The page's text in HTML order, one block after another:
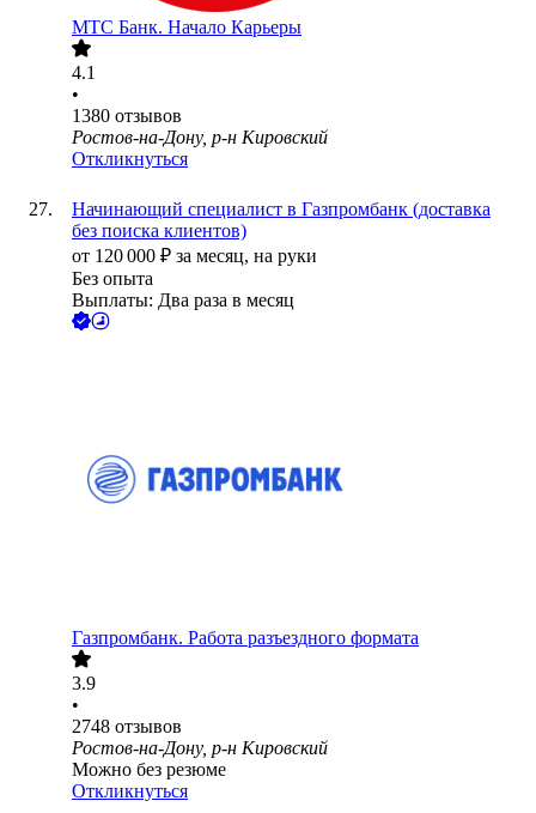
МТС Банк. Начало Карьеры
4.1
•
1380 отзывов
Ростов-на-Дону, р-н Кировский
Откликнуться
Начинающий специалист в Газпромбанк (доставка
без поиска клиентов)
от 120 000 ₽ за месяц, на руки
Без опыта
Выплаты: Два раза в месяц
Газпромбанк. Работа разъездного формата
3.9
•
2748 отзывов
Ростов-на-Дону, р-н Кировский
Можно без резюме
Откликнуться